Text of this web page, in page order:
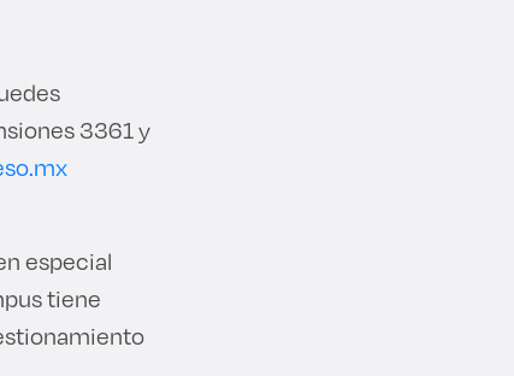
3361 y
especial
tiene